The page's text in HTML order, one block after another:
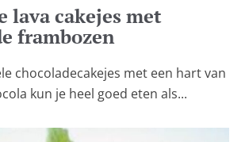
lava cakejes met
frambozen
chocoladecakejes met een hart van
kun je heel goed eten als...